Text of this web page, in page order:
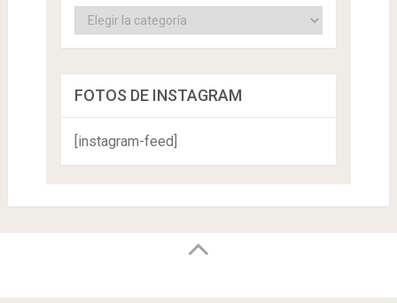
Categorías
FOTOS DE INSTAGRAM
[instagram-feed]